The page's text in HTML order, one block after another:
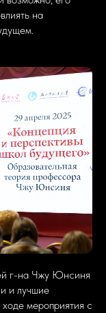
на
г-на Чжу Юнсиня
и лучшие
мероприятия с